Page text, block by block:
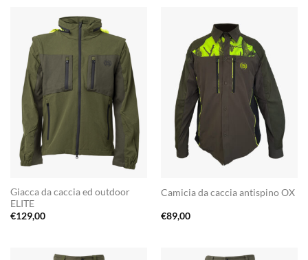
Giacca da caccia ed outdoor
ELITE
€129,00
Camicia da caccia antispino OX
€89,00